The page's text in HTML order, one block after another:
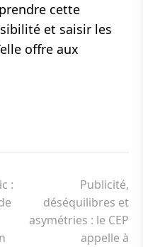
cette
et saisir les
offre aux
:
Publicité,
déséquilibres et
asymétries : le CEP
appelle à